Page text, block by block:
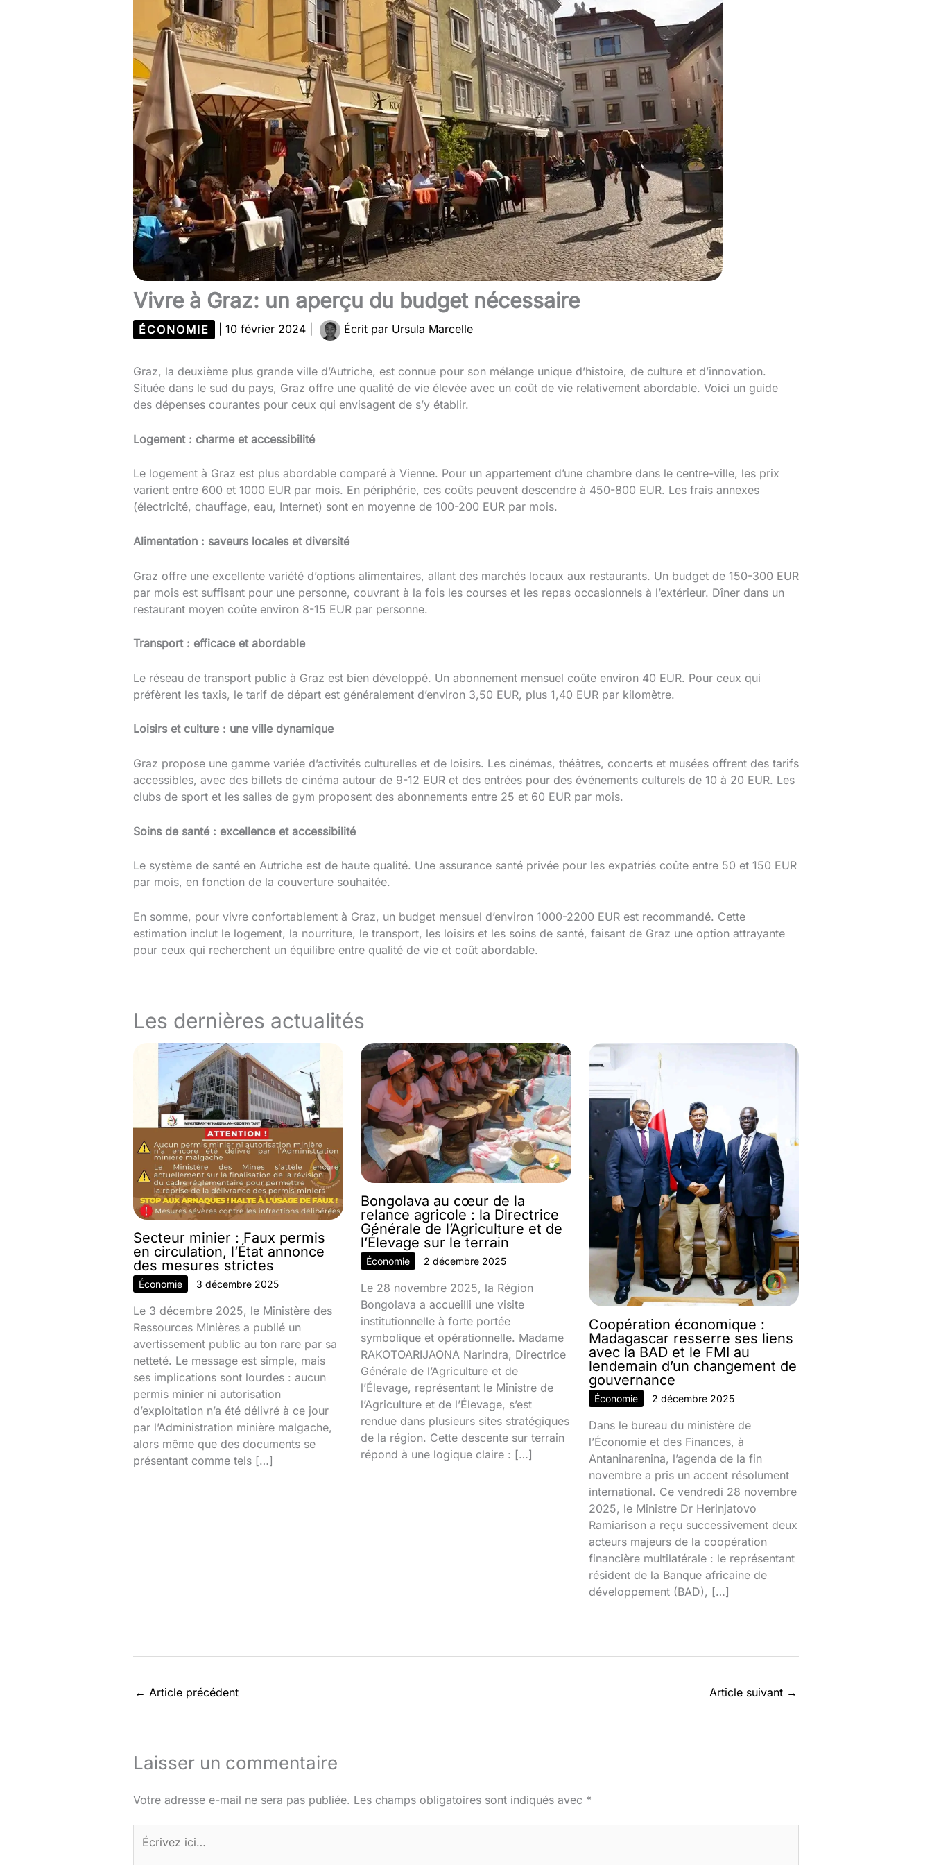
Vivre à Graz: un aperçu du budget nécessaire
ÉCONOMIE 10 février 2024 Écrit par Ursula Marcelle
Graz, la deuxième plus grande ville d’Autriche, est connue pour son mélange unique d’histoire, de culture et d’innovation.
Située dans le sud du pays, Graz offre une qualité de vie élevée avec un coût de vie relativement abordable. Voici un guide
des dépenses courantes pour ceux qui envisagent de s’y établir.
Logement : charme et accessibilité
Le logement à Graz est plus abordable comparé à Vienne. Pour un appartement d’une chambre dans le centre-ville, les prix
varient entre 600 et 1000 EUR par mois. En périphérie, ces coûts peuvent descendre à 450-800 EUR. Les frais annexes
(électricité, chauffage, eau, Internet) sont en moyenne de 100-200 EUR par mois.
Alimentation : saveurs locales et diversité
Graz offre une excellente variété d’options alimentaires, allant des marchés locaux aux restaurants. Un budget de 150-300 EUR
par mois est suffisant pour une personne, couvrant à la fois les courses et les repas occasionnels à l’extérieur. Dîner dans un
restaurant moyen coûte environ 8-15 EUR par personne.
Transport : efficace et abordable
Le réseau de transport public à Graz est bien développé. Un abonnement mensuel coûte environ 40 EUR. Pour ceux qui
préfèrent les taxis, le tarif de départ est généralement d’environ 3,50 EUR, plus 1,40 EUR par kilomètre.
Loisirs et culture : une ville dynamique
Graz propose une gamme variée d’activités culturelles et de loisirs. Les cinémas, théâtres, concerts et musées offrent des tarifs
accessibles, avec des billets de cinéma autour de 9-12 EUR et des entrées pour des événements culturels de 10 à 20 EUR. Les
clubs de sport et les salles de gym proposent des abonnements entre 25 et 60 EUR par mois.
Soins de santé : excellence et accessibilité
Le système de santé en Autriche est de haute qualité. Une assurance santé privée pour les expatriés coûte entre 50 et 150 EUR
par mois, en fonction de la couverture souhaitée.
En somme, pour vivre confortablement à Graz, un budget mensuel d’environ 1000-2200 EUR est recommandé. Cette
estimation inclut le logement, la nourriture, le transport, les loisirs et les soins de santé, faisant de Graz une option attrayante
pour ceux qui recherchent un équilibre entre qualité de vie et coût abordable.
Les dernières actualités
Secteur minier : Faux permis
en circulation, l’État annonce
des mesures strictes
Économie 3 décembre 2025
Le 3 décembre 2025, le Ministère des
Ressources Minières a publié un
avertissement public au ton rare par sa
netteté. Le message est simple, mais
ses implications sont lourdes : aucun
permis minier ni autorisation
d’exploitation n’a été délivré à ce jour
par l’Administration minière malgache,
alors même que des documents se
présentant comme tels […]
Bongolava au cœur de la
relance agricole : la Directrice
Générale de l’Agriculture et de
l’Élevage sur le terrain
Économie 2 décembre 2025
Le 28 novembre 2025, la Région
Bongolava a accueilli une visite
institutionnelle à forte portée
symbolique et opérationnelle. Madame
RAKOTOARIJAONA Narindra, Directrice
Générale de l’Agriculture et de
l’Élevage, représentant le Ministre de
l’Agriculture et de l’Élevage, s’est
rendue dans plusieurs sites stratégiques
de la région. Cette descente sur terrain
répond à une logique claire : […]
Coopération économique :
Madagascar resserre ses liens
avec la BAD et le FMI au
lendemain d’un changement de
gouvernance
Économie 2 décembre 2025
Dans le bureau du ministère de
l’Économie et des Finances, à
Antaninarenina, l’agenda de la fin
novembre a pris un accent résolument
international. Ce vendredi 28 novembre
2025, le Ministre Dr Herinjatovo
Ramiarison a reçu successivement deux
acteurs majeurs de la coopération
financière multilatérale : le représentant
résident de la Banque africaine de
développement (BAD), […]
← Article précédent Article suivant →
Laisser un commentaire
Votre adresse e-mail ne sera pas publiée. Les champs obligatoires sont indiqués avec *
Écrivez
ici…